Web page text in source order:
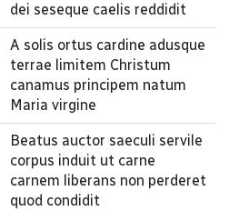
dei seseque caelis reddidit
A solis ortus cardine adusque
terrae limitem Christum
canamus principem natum
Maria virgine
Beatus auctor saeculi servile
corpus induit ut carne
carnem liberans non perderet
quod condidit